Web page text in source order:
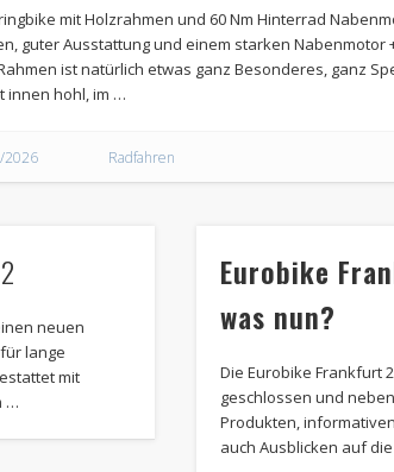
mit Holzrahmen und 60 Nm Hinterrad
guter Ausstattung und einem starken Nabenmotor
ist natürlich etwas ganz Besonderes, ganz
innen hohl, im …
2026 Radfahren
neuen
lange
mit
…
Eurobike
was nun?
Die Eurobike Frankfurt
geschlossen und
Produkten,
auch Ausblicken auf